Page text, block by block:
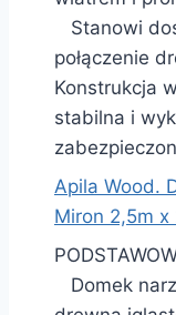
Stanowi
połączenie
Konstrukcja
stabilna i
Apila Wood.
Miron 2,5m x
Domek